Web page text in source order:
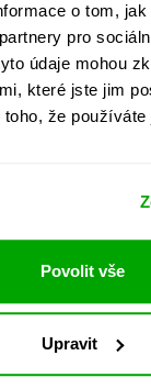
o tom,
pro
údaje mohou
které jste jim
že používáte
Povolit vše
Upravit
Respekt v
vaší schránce
přespříští